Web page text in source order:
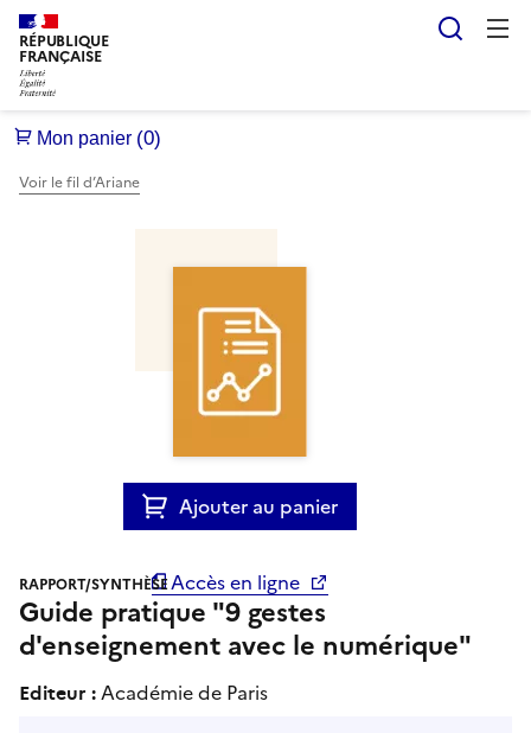
RÉPUBLIQUE
FRANÇAISE
Voir le fil d’Ariane
Ajouter au panier
Accès en ligne
RAPPORT/SYNTHÈSE
Guide pratique "9 gestes
d'enseignement avec le numérique"
Editeur :Académie de Paris